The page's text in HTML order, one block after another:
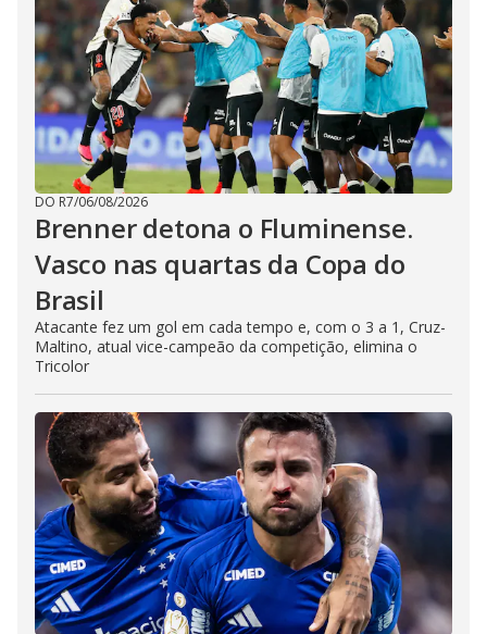
DO R7/06/08/2026
Brenner detona o Fluminense.
Vasco nas quartas da Copa do
Brasil
Atacante fez um gol em cada tempo e, com o 3 a 1, Cruz-
Maltino, atual vice-campeão da competição, elimina o
Tricolor